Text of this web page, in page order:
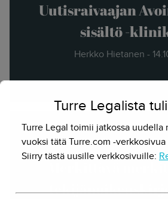
Uutisraivaajan
sisältö -
Herkko Hietanen -
Turre Legalista
Turre Legal toimii jatkossa uudella
vuoksi tätä Turre.com -
Siirry tästä uusille verkkosivuille: